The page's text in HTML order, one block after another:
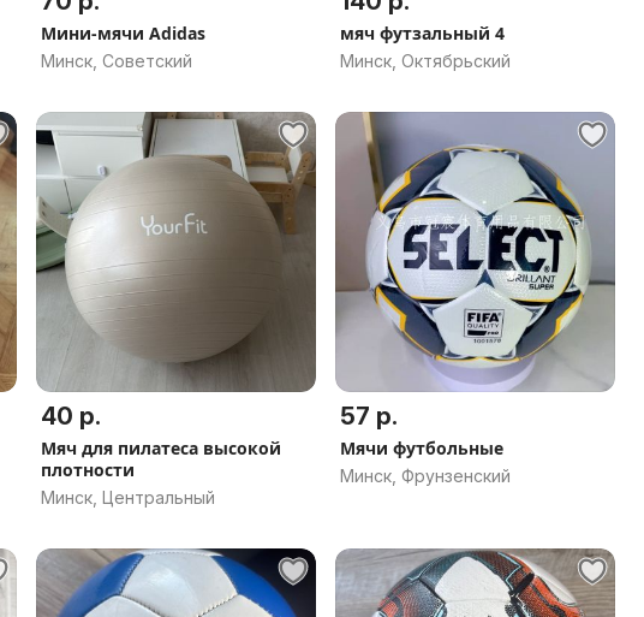
Мини-мячи Adidas
Минск, Советский
мяч футзальный 4
Минск, Октябрьский
40 р.
Мяч для пилатеса высокой
плотности
Минск, Центральный
57 р.
Мячи футбольные
Минск, Фрунзенский